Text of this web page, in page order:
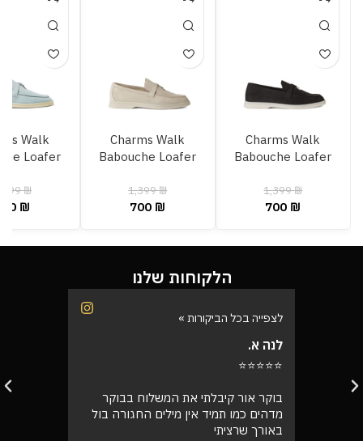
Charms Walk
Babouche Loafer
1,399₪
700 ₪
Charms Walk
Babouche Loafer
1,399₪
700 ₪
Walk
Loafer
₪
₪
הלקוחות שלנו
לצפייה בכל הביקורות »
רינת י.
⭐⭐⭐⭐⭐
קיבלתי את התיק, מדהים! אין ספק
שמצאתי את החנות שלי שירות מעל הכל
אצלי, ושלא נדבר על התיק המעלף הזה.